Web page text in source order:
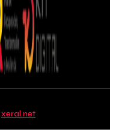
xeral.net